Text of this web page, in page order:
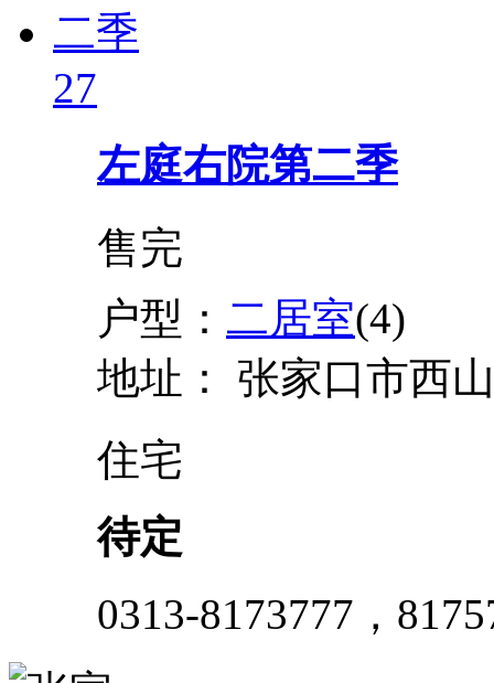
27
左庭右院第二季
售完
户型： 二居室(4)
地址：
张家口市西
住宅
待定
0313-8173777，